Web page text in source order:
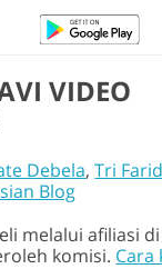
VIDEO
Debela,Tri
Blog
melalui afiliasi
komisi. Cara